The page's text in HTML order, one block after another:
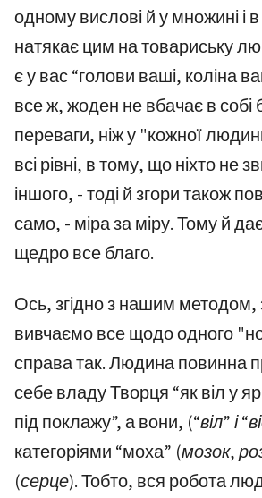
одному вислові й у множині і
натякає цим на товариську
є у вас “голови ваші, коліна
все ж, жоден не вбачає в собі
переваги, ніж у "кожної
всі рівні, в тому, що ніхто не
іншого, - тоді й згори також
само, - міра за міру. Тому й
щедро все благо.
Ось, згідно з нашим методом,
вивчаємо все щодо одного
справа так. Людина повинна
себе владу Творця “як віл у
під поклажу”, а вони, (“віл” і
категоріями “моха” (мозок,
(серце). Тобто, вся робота